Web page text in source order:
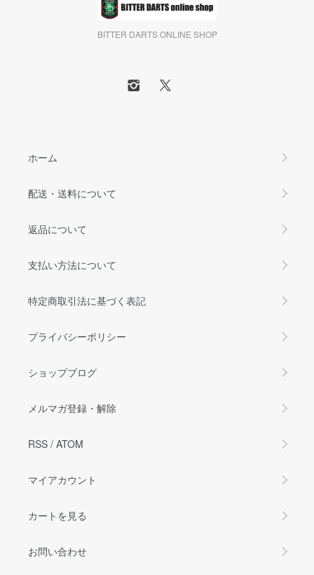
BITTER DARTS ONLINE SHOP
ホーム
配送・送料について
返品について
支払い方法について
特定商取引法に基づく表記
プライバシーポリシー
ショップブログ
メルマガ登録・解除
RSS / ATOM
マイアカウント
カートを見る
お問い合わせ